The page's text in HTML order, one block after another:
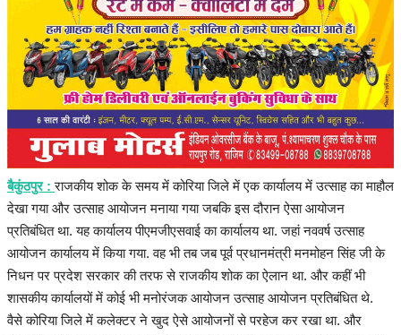
मैगज़ीन की लेख
All
मैगज़ीन की लेख
प्रमुख खबर
हेल्थ
Language
English hindi
बैकुंठपुर : राजकीय शोक के समय में कोरिया जिले में एक कार्यालय में उत्साह का माहौल
देखा गया और उत्साह आयोजन मनाया गया जबकि इस दौरान ऐसा आयोजन
प्रतिबंधित था. यह कार्यालय पीएमजीएसवाई का कार्यालय था. जहां नववर्ष उत्साह
आयोजन कार्यालय में किया गया. वह भी तब जब पूर्व प्रधानमंत्री मनमोहन सिंह जी के
निधन पर प्रदेश सरकार की तरफ से राजकीय शोक का ऐलान था. और कहीं भी
शासकीय कार्यालयों में कोई भी मनोरंजक आयोजन उत्साह आयोजन प्रतिबंधित थे.
वैसे कोरिया जिले में कलेक्टर ने खुद ऐसे आयोजनों से परहेज कर रखा था. और